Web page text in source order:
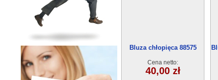
Bluza chłopięca 88575
Cena netto:
40,00 zł